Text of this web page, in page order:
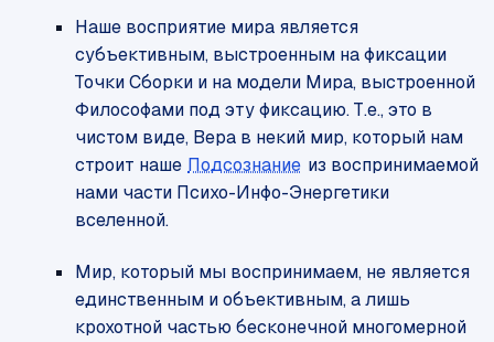
Наше восприятие мира является
субъективным, выстроенным на фиксации
Точки Сборки и на модели Мира, выстроенной
Философами под эту фиксацию. Т.е., это в
чистом виде, Вера в некий мир, который нам
строит наше Подсознание из воспринимаемой
нами части Психо-Инфо-Энергетики
вселенной.
Мир, который мы воспринимаем, не является
единственным и объективным, а лишь
крохотной частью бесконечной многомерной